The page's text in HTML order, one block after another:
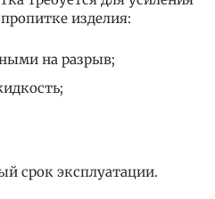
изделия:
на разрыв;
срок эксплуатации.